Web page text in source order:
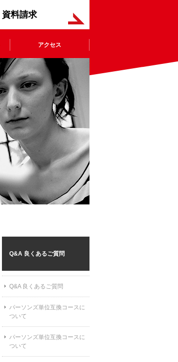
資料請求
アクセス
Q&A 良くあるご質問
Q&A 良くあるご質問
パーソンズ単位互換コースに
ついて
パーソンズ単位互換コースに
ついて